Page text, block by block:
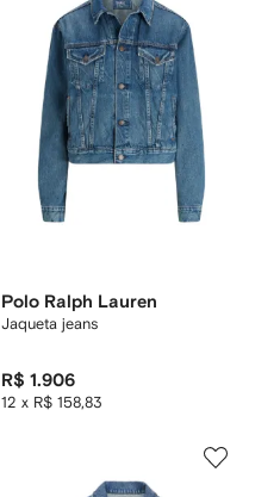
Polo Ralph Lauren
Jaqueta jeans
R$ 1.906
12 x R$ 158,83